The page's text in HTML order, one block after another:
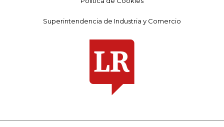
Superintendencia de Industria y Comercio